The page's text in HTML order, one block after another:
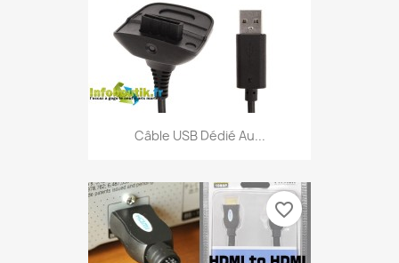
Câble USB Dédié Au...
favorite_border